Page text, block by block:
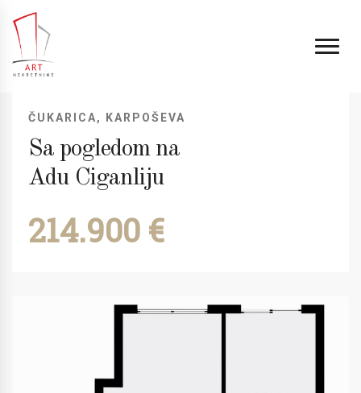
ČUKARICA, KARPOŠEVA
Sa pogledom na
Adu Ciganliju
214.900 €